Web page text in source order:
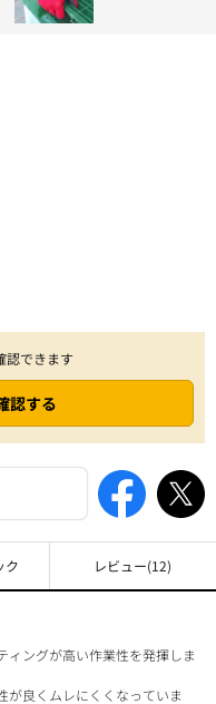
認できます
認する
ィングが高い作業性を発揮しま
が良くムレにくくなっていま
ク レビュー(12)